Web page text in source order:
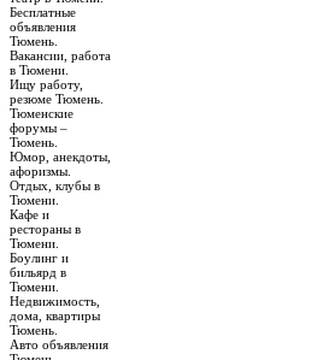
Бесплатные
объявления
Тюмень.
Вакансии, работа
в Тюмени.
Ищу работу,
резюме Тюмень.
Тюменские
форумы –
Тюмень.
Юмор, анекдоты,
афоризмы.
Отдых, клубы в
Тюмени.
Кафе и
рестораны в
Тюмени.
Боулинг и
бильярд в
Тюмени.
Недвижимость,
дома, квартиры
Тюмень.
Авто объявления